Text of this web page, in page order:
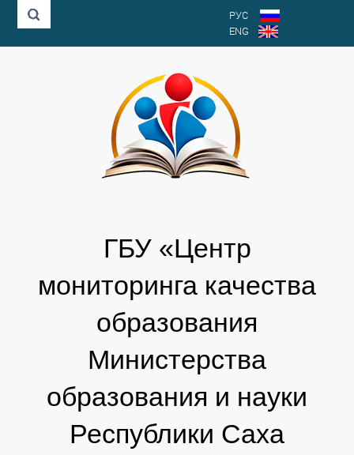
РУС
ENG
ГБУ «Центр
мониторинга качества
образования
Министерства
образования и науки
Республики Саха